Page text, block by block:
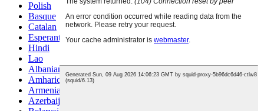
Polish
Basque
Catalan
Esperanto
Hindi
Lao
Albanian
Amharic
Armenian
Azerbaijani